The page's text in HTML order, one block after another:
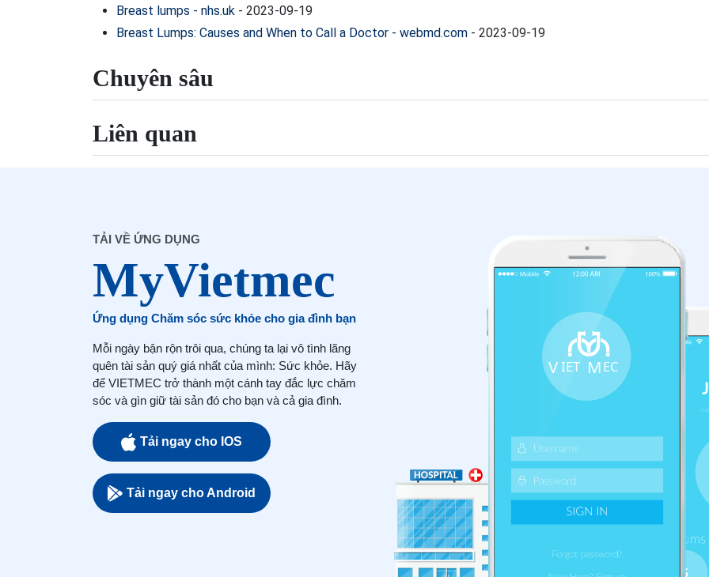
Breast lumps - nhs.uk - 2023-09-19
Breast Lumps: Causes and When to Call a Doctor - webmd.com - 2023-09-19
Chuyên sâu
Liên quan
TẢI VỀ ỨNG DỤNG
Ứng dụng Chăm sóc sức khỏe cho gia đình bạn
Mỗi ngày bận rộn trôi qua, chúng ta lại vô tình lãng
quên tài sản quý giá nhất của mình: Sức khỏe. Hãy
để VIETMEC trở thành một cánh tay đắc lực chăm
sóc và gìn giữ tài sản đó cho bạn và cả gia đình.
Tải ngay cho IOS
Tải ngay cho Android